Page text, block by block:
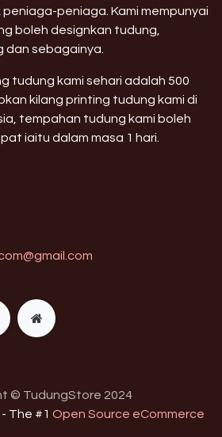
peniaga. Kami mempunyai
boleh designkan tudung,
dan sebagainya.
tudung kami sehari adalah 500
kilang printing tudung kami di
tempahan tudung kami boleh
iaitu dalam masa 1 hari.
© TudungStore 2024
- The #1Open Source eCommerce